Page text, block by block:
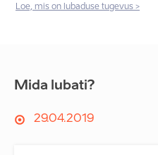
Loe, mis on lubaduse tugevus >
Mida lubati?
29.04.2019